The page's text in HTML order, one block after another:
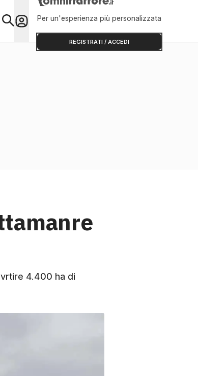
Primo Piano
Per un'esperienza più personalizzata
REGISTRATI / ACCEDI
4.400 ha di